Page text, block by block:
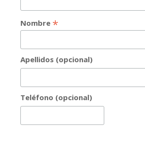
Nombre *
Apellidos (opcional)
Teléfono (opcional)